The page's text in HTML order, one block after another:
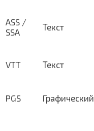
ASS /
SSA
Текст
VTT Текст
PGS Графический